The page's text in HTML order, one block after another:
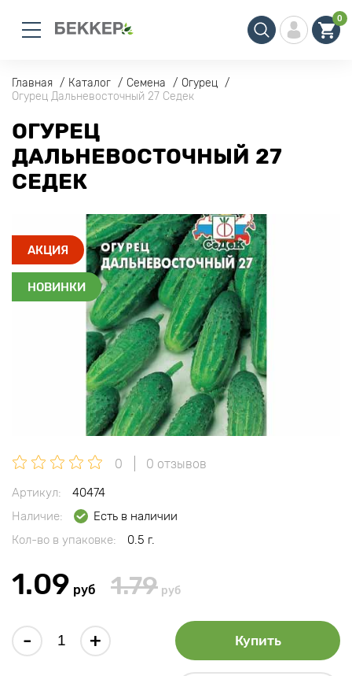
0
Главная Каталог Семена
Огурец
Огурец Дальневосточный 27 Седек
ОГУРЕЦ
ДАЛЬНЕВОСТОЧНЫЙ 27
СЕДЕК
АКЦИЯ
НОВИНКИ
0 0 отзывов
Артикул:
40474
Наличие:
Есть в наличии
Кол-во в упаковке:
0.5 г.
1.09 руб 1.79 руб
- + Купить